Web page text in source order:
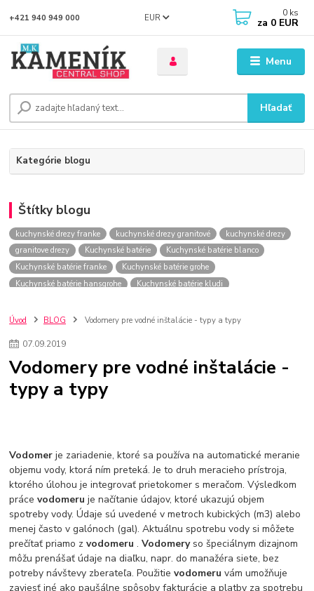
Menu
EUR
Hľadať
+421 940 949 000 0 ks
za 0 EUR
Kategórie blogu
Štítky blogu
kuchynské drezy franke kuchynské drezy granitové
kuchynské drezy
granitove drezy
Kuchynské batérie
Kuchynské batérie blanco
Kuchynské batérie franke
Kuchynské batérie grohe
Kuchynské batérie hansgrohe
Kuchynské batérie kludi
kuchynské batérie sagittarius
kuchynské batérie
vodovodné batérie
kuchynské drezy sety
kúpelňové batérie
vodovodné batérie do kúpelne kuchynske
drez
bidetové batérie
vaňové batérie
vodovodné batérie blanco
Zápustné umývadlá
sprchový záves
vodovodná batéria
čierna kúpelňová batéria
vaňa retro
voľne stojaca vaňa
retro kúpeľne
Nákup tovaru pre firmy bez DPH
Bez DPH
Ako znížiť náklady
Ako znížiť náklady na firmu
szco nakup bez dph
szco nakup bez dph nakupovanie na firmu bez dph
nákup bez dph v eu ň
Úvod BLOG Vodomery pre vodné inštalácie - typy a typy
07.09.2019
Vodomery pre vodné inštalácie -
typy a typy
Vodomerje zariadenie, ktoré sa používa na automatické meranie
objemu vody, ktorá ním preteká. Je to druh meracieho prístroja,
ktorého úlohou je integrovať prietokomer s meračom. Výsledkom
prácevodomeruje načítanie údajov, ktoré ukazujú objem
spotreby vody. Údaje sú uvedené v metroch kubických (m3) alebo
menej často v galónoch (gal). Aktuálnu spotrebu vody si môžete
prečítať priamo zvodomeru.Vodomery so špeciálnym dizajnom
môžu prenášať údaje na diaľku, napr. do manažéra siete, bez
potreby návštevy zberateľa. Použitievodomeruvám umožňuje
zaviesť iné ako paušálne spôsoby fakturácie a platby za spotrebu